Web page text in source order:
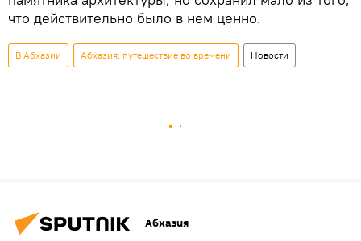
что действительно было в нем ценно.
В Абхазии Абхазия: путешествие во времени Новости
Абхазия